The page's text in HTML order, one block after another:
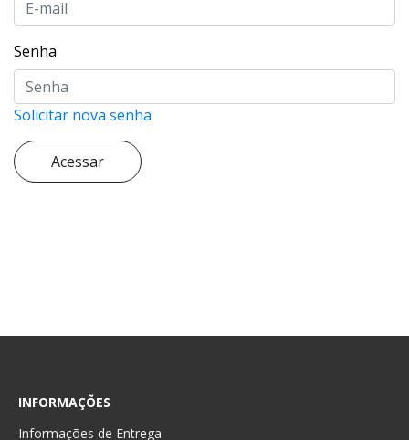
Senha
Solicitar nova senha
INFORMAÇÕES
Informações de Entrega